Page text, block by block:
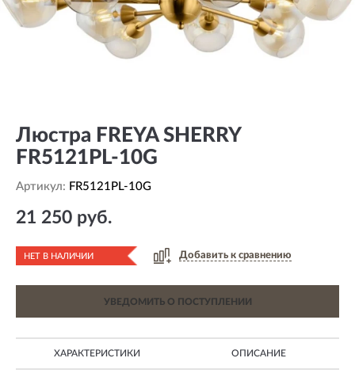
Люстра FREYA SHERRY
FR5121PL-10G
Артикул: FR5121PL-10G
21 250 руб.
НЕТ В НАЛИЧИИ Добавить к сравнению
УВЕДОМИТЬ О ПОСТУПЛЕНИИ
ХАРАКТЕРИСТИКИ ОПИСАНИЕ